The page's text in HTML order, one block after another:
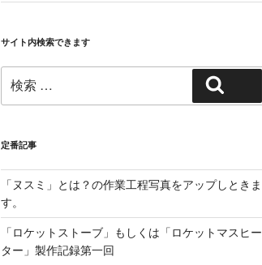
サイト内検索できます
索:
定番記事
「ヌスミ」とは？の作業工程写真をアップしときま
す。
「ロケットストーブ」もしくは「ロケットマスヒー
ター」製作記録第一回